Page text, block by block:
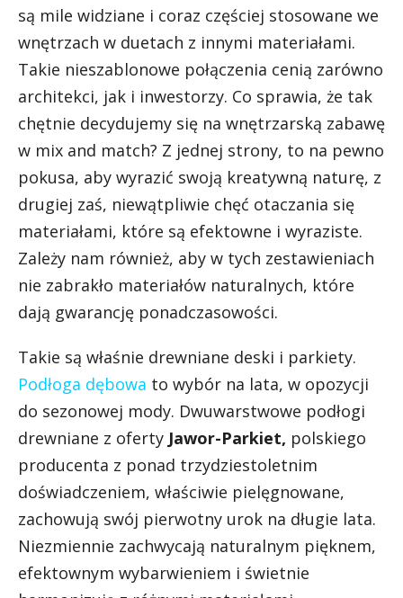
są mile widziane i coraz częściej stosowane we
wnętrzach w duetach z innymi materiałami.
Takie nieszablonowe połączenia cenią zarówno
architekci, jak i inwestorzy. Co sprawia, że tak
chętnie decydujemy się na wnętrzarską zabawę
w mix and match? Z jednej strony, to na pewno
pokusa, aby wyrazić swoją kreatywną naturę, z
drugiej zaś, niewątpliwie chęć otaczania się
materiałami, które są efektowne i wyraziste.
Zależy nam również, aby w tych zestawieniach
nie zabrakło materiałów naturalnych, które
dają gwarancję ponadczasowości.
Takie są właśnie drewniane deski i parkiety.
Podłoga dębowa to wybór na lata, w opozycji
do sezonowej mody. Dwuwarstwowe podłogi
drewniane z oferty Jawor-Parkiet, polskiego
producenta z ponad trzydziestoletnim
doświadczeniem, właściwie pielęgnowane,
zachowują swój pierwotny urok na długie lata.
Niezmiennie zachwycają naturalnym pięknem,
efektownym wybarwieniem i świetnie